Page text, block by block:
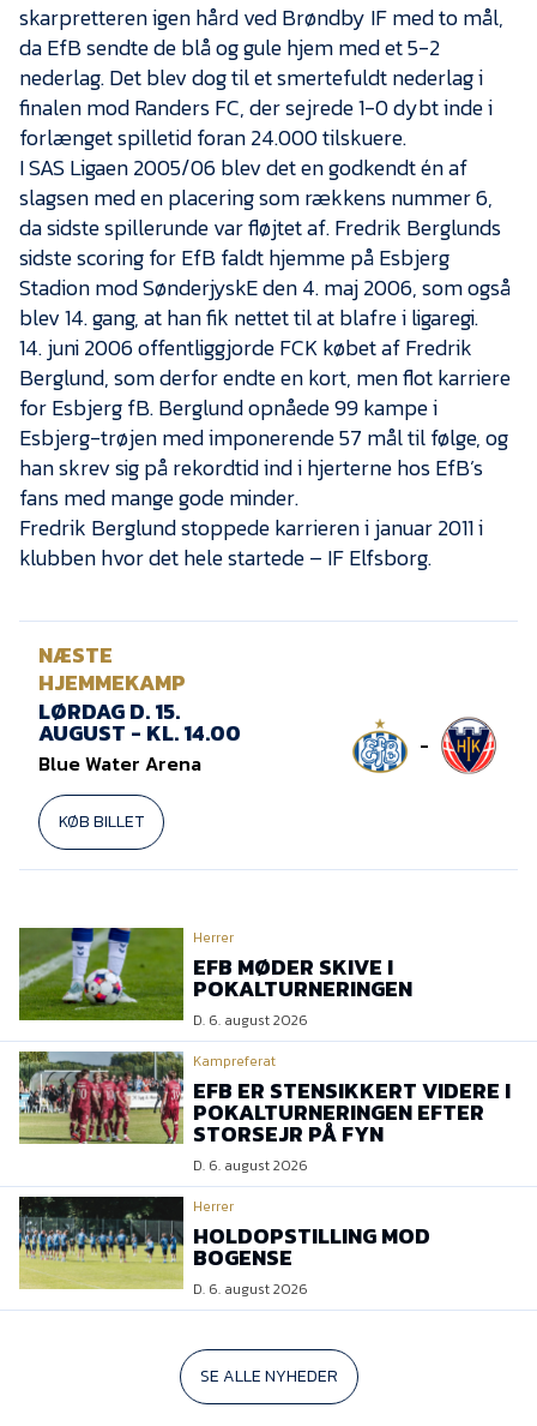
skarpretteren igen hård ved Brøndby IF med to mål,
da EfB sendte de blå og gule hjem med et 5-2
nederlag. Det blev dog til et smertefuldt nederlag i
finalen mod Randers FC, der sejrede 1-0 dybt inde i
forlænget spilletid foran 24.000 tilskuere.
I SAS Ligaen 2005/06 blev det en godkendt én af
slagsen med en placering som rækkens nummer 6,
da sidste spillerunde var fløjtet af. Fredrik Berglunds
sidste scoring for EfB faldt hjemme på Esbjerg
Stadion mod SønderjyskE den 4. maj 2006, som også
blev 14. gang, at han fik nettet til at blafre i ligaregi.
14. juni 2006 offentliggjorde FCK købet af Fredrik
Berglund, som derfor endte en kort, men flot karriere
for Esbjerg fB. Berglund opnåede 99 kampe i
Esbjerg-trøjen med imponerende 57 mål til følge, og
han skrev sig på rekordtid ind i hjerterne hos EfB’s
fans med mange gode minder.
Fredrik Berglund stoppede karrieren i januar 2011 i
klubben hvor det hele startede – IF Elfsborg.
NÆSTE
HJEMMEKAMP
LØRDAG D. 15.
AUGUST - KL. 14.00
Blue Water Arena
KØB BILLET
-
Herrer
EFB MØDER SKIVE I
POKALTURNERINGEN
D. 6. august 2026
Kampreferat
EFB ER STENSIKKERT VIDERE I
POKALTURNERINGEN EFTER
STORSEJR PÅ FYN
D. 6. august 2026
Herrer
HOLDOPSTILLING MOD
BOGENSE
D. 6. august 2026
SE ALLE NYHEDER